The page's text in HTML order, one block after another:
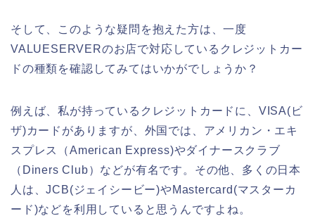
そして、このような疑問を抱えた方は、一度
VALUESERVERのお店で対応しているクレジットカー
ドの種類を確認してみてはいかがでしょうか？
例えば、私が持っているクレジットカードに、VISA(ビ
ザ)カードがありますが、外国では、アメリカン・エキ
スプレス（American Express)やダイナースクラブ
（Diners Club）などが有名です。その他、多くの日本
人は、JCB(ジェイシービー)やMastercard(マスターカ
ード)などを利用していると思うんですよね。